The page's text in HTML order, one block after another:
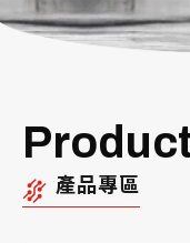
產品專區